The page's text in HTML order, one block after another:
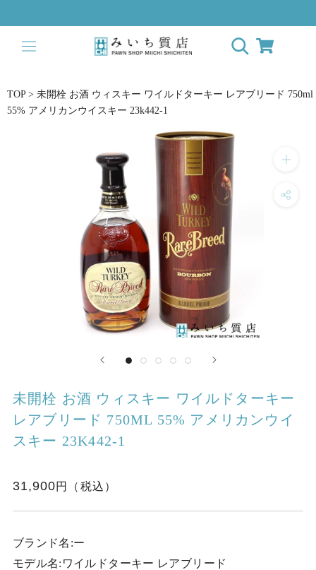
キ
て
コ
TOP > 未開栓 お酒 ウィスキー ワイルドターキー レアブリード 750ml
55% アメリカンウイスキー 23k442-1
未開栓 お酒 ウィスキー ワイルドターキー
レアブリード 750ML 55% アメリカンウイ
スキー 23K442-1
31,900
ブランド名:ー
モデル名:ワイルドターキー レアブリード